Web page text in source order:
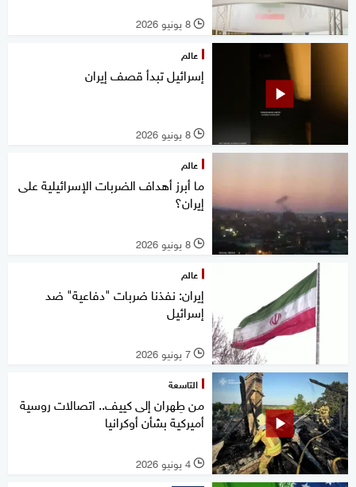
l 8 يونيو 2026
عالم
إسرائيل تبدأ قصف إيران
l 8 يونيو 2026
عالم
ما أبرز أهداف الضربات الإسرائيلية على
إيران؟
l 8 يونيو 2026
عالم
إيران: نفذنا ضربات "دفاعية" ضد
إسرائيل
l 7 يونيو 2026
التاسعة
من طِهران إلى كييف.. اتصالات روسية
أميركية بشأن أوكرانيا
l 4 يونيو 2026